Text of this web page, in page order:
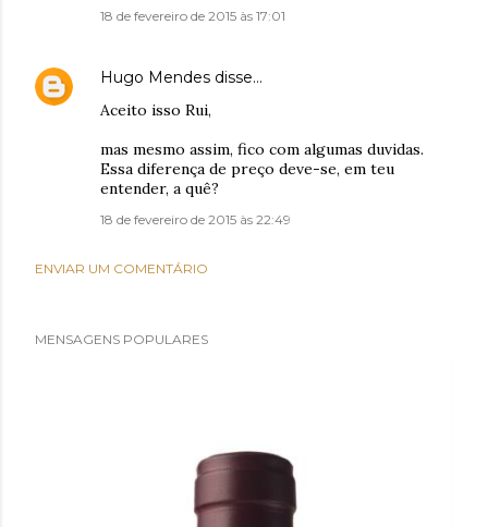
18 de fevereiro de 2015 às 17:01
Hugo Mendes disse…
Aceito isso Rui,
mas mesmo assim, fico com algumas duvidas.
Essa diferença de preço deve-se, em teu
entender, a quê?
18 de fevereiro de 2015 às 22:49
ENVIAR UM COMENTÁRIO
MENSAGENS POPULARES